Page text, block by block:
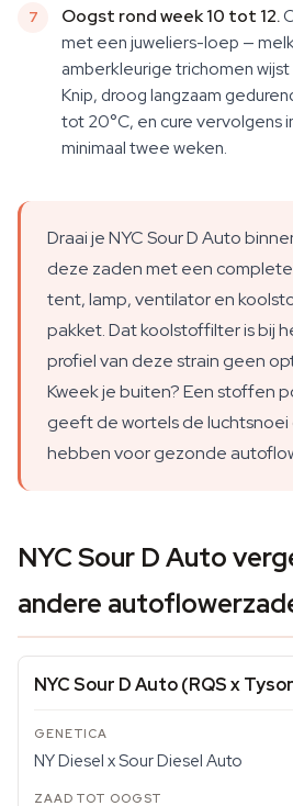
Oogst rond week 10 tot 12.
met een juweliers-loep —
amberkleurige trichomen
Knip, droog langzaam
tot 20°C, en cure vervolgens
minimaal twee weken.
Draai je NYC Sour D Auto
deze zaden met een
tent, lamp, ventilator en
pakket. Dat koolstoffilter is bij
profiel van deze strain geen
Kweek je buiten? Een stoffen
geeft de wortels de luchtsnoei
hebben voor gezonde
NYC Sour D Auto
andere
NYC Sour D Auto (RQS x
NY Diesel x Sour Diesel Auto